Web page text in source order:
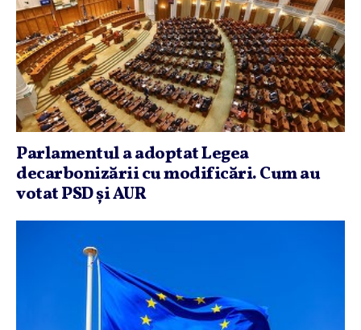
Parlamentul a adoptat Legea
decarbonizării cu modificări. Cum au
votat PSD şi AUR